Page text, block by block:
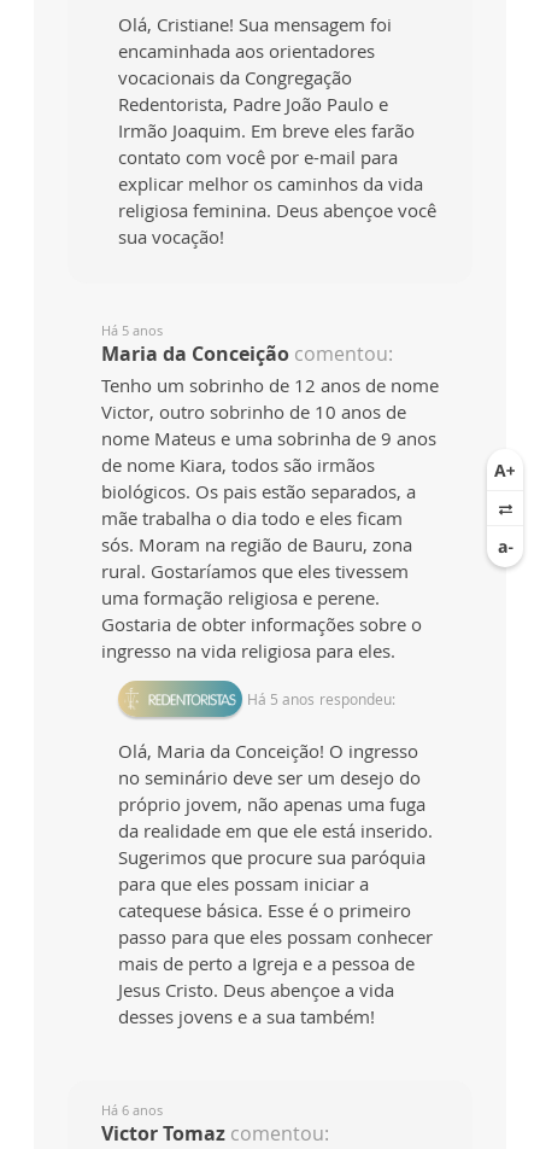
Olá, Cristiane! Sua mensagem foi
encaminhada aos orientadores
vocacionais da Congregação
Redentorista, Padre João Paulo e
Irmão Joaquim. Em breve eles farão
contato com você por e-mail para
explicar melhor os caminhos da vida
religiosa feminina. Deus abençoe você
sua vocação!
Há 5 anos
Maria da Conceição comentou:
Tenho um sobrinho de 12 anos de nome
Victor, outro sobrinho de 10 anos de
nome Mateus e uma sobrinha de 9 anos
de nome Kiara, todos são irmãos
biológicos. Os pais estão separados, a
mãe trabalha o dia todo e eles ficam
sós. Moram na região de Bauru, zona
rural. Gostaríamos que eles tivessem
uma formação religiosa e perene.
Gostaria de obter informações sobre o
ingresso na vida religiosa para eles.
Há 5 anos respondeu:
Olá, Maria da Conceição! O ingresso
no seminário deve ser um desejo do
próprio jovem, não apenas uma fuga
da realidade em que ele está inserido.
Sugerimos que procure sua paróquia
para que eles possam iniciar a
catequese básica. Esse é o primeiro
passo para que eles possam conhecer
mais de perto a Igreja e a pessoa de
Jesus Cristo. Deus abençoe a vida
desses jovens e a sua também!
Há 6 anos
Victor Tomaz comentou: